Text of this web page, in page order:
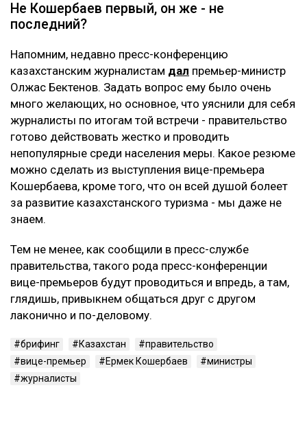
Не Кошербаев первый, он же - не
последний?
Напомним, недавно пресс-конференцию
казахстанским журналистам дал премьер-министр
Олжас Бектенов. Задать вопрос ему было очень
много желающих, но основное, что уяснили для себя
журналисты по итогам той встречи - правительство
готово действовать жестко и проводить
непопулярные среди населения меры. Какое резюме
можно сделать из выступления вице-премьера
Кошербаева, кроме того, что он всей душой болеет
за развитие казахстанского туризма - мы даже не
знаем.
Тем не менее, как сообщили в пресс-службе
правительства, такого рода пресс-конференции
вице-премьеров будут проводиться и впредь, а там,
глядишь, привыкнем общаться друг с другом
лаконично и по-деловому.
брифинг Казахстан
правительство
вице-премьер
Ермек Кошербаев
министры
журналисты